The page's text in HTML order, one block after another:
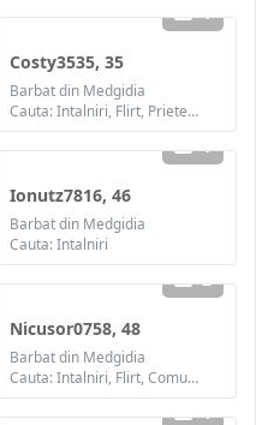
1
Costy3535, 35
Barbat din Medgidia
Cauta: Intalniri, Flirt, Prietenie, Casatorie
1
Ionutz7816, 46
Barbat din Medgidia
Cauta: Intalniri
2
Nicusor0758, 48
Barbat din Medgidia
Cauta: Intalniri, Flirt, Comunicare / chat, Prietenie
1